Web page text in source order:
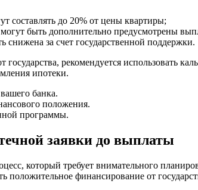
составлять до 20% от цены квартиры;
быть дополнительно предусмотрены
снижена за счет государственной поддержки.
рекомендуется использовать
ипотеки.
банка.
положения.
программы.
заявки до выплаты
который требует внимательного
финансирование от